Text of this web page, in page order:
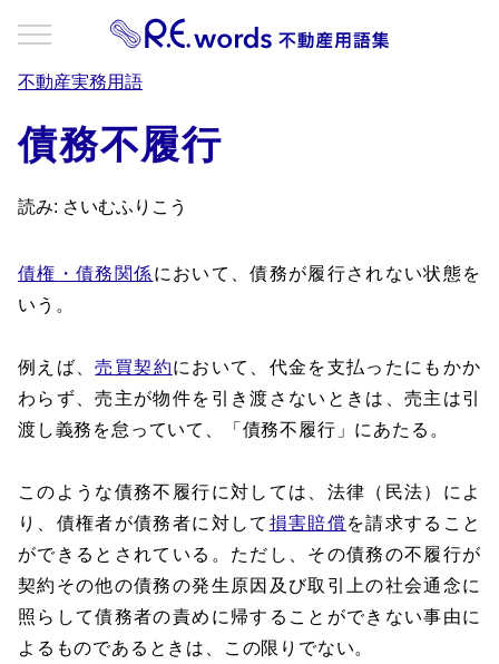
不動産実務用語
債務不履行
読み: さいむふりこう
債権・債務関係において、債務が履行されない状態を
いう。
例えば、売買契約において、代金を支払ったにもかか
わらず、売主が物件を引き渡さないときは、売主は引
渡し義務を怠っていて、「債務不履行」にあたる。
このような債務不履行に対しては、法律（民法）によ
り、債権者が債務者に対して 損害賠償を請求すること
ができるとされている。ただし、その債務の不履行が
契約その他の債務の発生原因及び取引上の社会通念に
照らして債務者の責めに帰することができない事由に
よるものであるときは、この限りでない。